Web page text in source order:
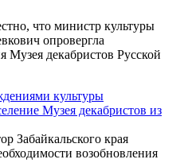
что министр культуры
опровергла
Музея декабристов Русской
культуры
Музея декабристов из
Забайкальского края
возобновления